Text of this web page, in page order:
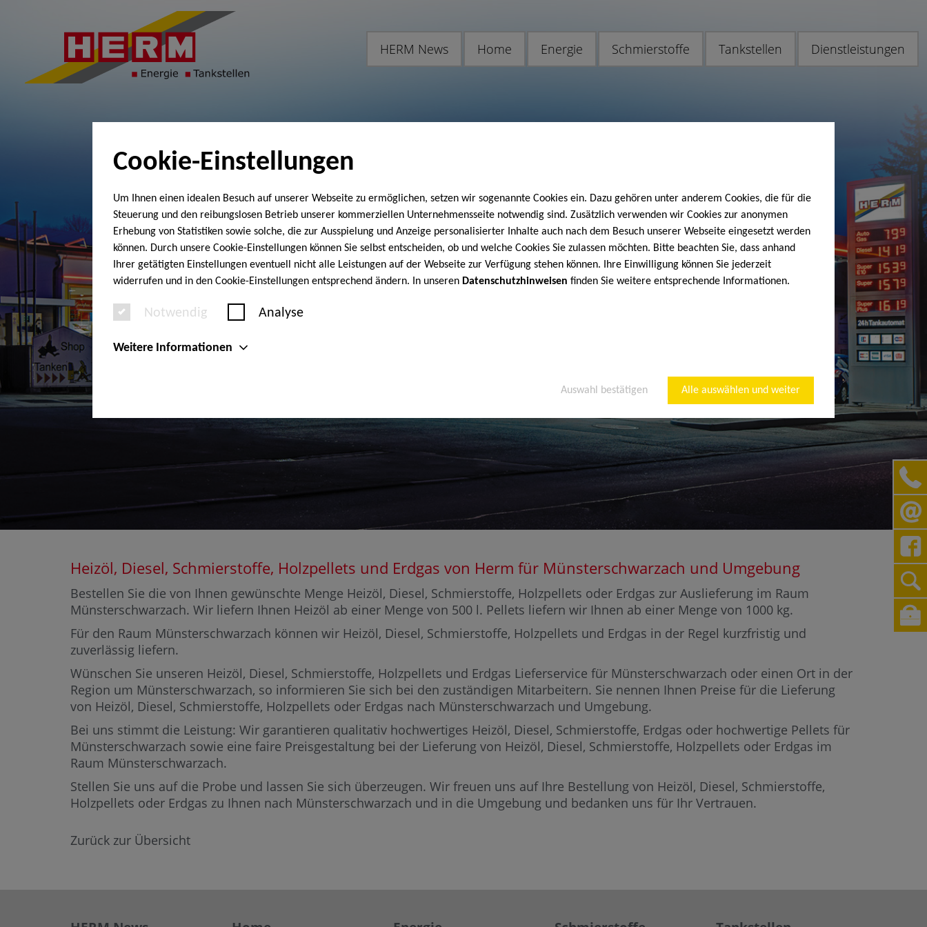
Cookie-Einstellungen
Um Ihnen einen idealen Besuch auf unserer Webseite zu ermöglichen, setzen wir sogenannte Cookies ein. Dazu gehören unter anderem Cookies, die für die
Steuerung und den reibungslosen Betrieb unserer kommerziellen Unternehmensseite notwendig sind. Zusätzlich verwenden wir Cookies zur anonymen
Erhebung von Statistiken sowie solche, die zur Ausspielung und Anzeige personalisierter Inhalte auch nach dem Besuch unserer Webseite eingesetzt werden
können. Durch unsere Cookie-Einstellungen können Sie selbst entscheiden, ob und welche Cookies Sie zulassen möchten. Bitte beachten Sie, dass anhand
Ihrer getätigten Einstellungen eventuell nicht alle Leistungen auf der Webseite zur Verfügung stehen können. Ihre Einwilligung können Sie jederzeit
widerrufen und in den Cookie-Einstellungen entsprechend ändern. In unseren Datenschutzhinweisen finden Sie weitere entsprechende Informationen.
Notwendig Analyse
Weitere Informationen
Auswahl bestätigen Alle auswählen und weiter
HERM News Home Energie Schmierstoffe Tankstellen Dienstleistungen
Heizöl, Diesel, Schmierstoffe, Holzpellets und Erdgas von Herm für Münsterschwarzach und Umgebung
Bestellen Sie die von Ihnen gewünschte Menge Heizöl, Diesel, Schmierstoffe, Holzpellets oder Erdgas zur Auslieferung im Raum
Münsterschwarzach. Wir liefern Ihnen Heizöl ab einer Menge von 500 l. Pellets liefern wir Ihnen ab einer Menge von 1000 kg.
Für den Raum Münsterschwarzach können wir Heizöl, Diesel, Schmierstoffe, Holzpellets und Erdgas in der Regel kurzfristig und
zuverlässig liefern.
Wünschen Sie unseren Heizöl, Diesel, Schmierstoffe, Holzpellets und Erdgas Lieferservice für Münsterschwarzach oder einen Ort in der
Region um Münsterschwarzach, so informieren Sie sich bei den zuständigen Mitarbeitern. Sie nennen Ihnen Preise für die Lieferung
von Heizöl, Diesel, Schmierstoffe, Holzpellets oder Erdgas nach Münsterschwarzach und Umgebung.
Bei uns stimmt die Leistung: Wir garantieren qualitativ hochwertiges Heizöl, Diesel, Schmierstoffe, Erdgas oder hochwertige Pellets für
Münsterschwarzach sowie eine faire Preisgestaltung bei der Lieferung von Heizöl, Diesel, Schmierstoffe, Holzpellets oder Erdgas im
Raum Münsterschwarzach.
Stellen Sie uns auf die Probe und lassen Sie sich überzeugen. Wir freuen uns auf Ihre Bestellung von Heizöl, Diesel, Schmierstoffe,
Holzpellets oder Erdgas zu Ihnen nach Münsterschwarzach und in die Umgebung und bedanken uns für Ihr Vertrauen.
Zurück zur Übersicht